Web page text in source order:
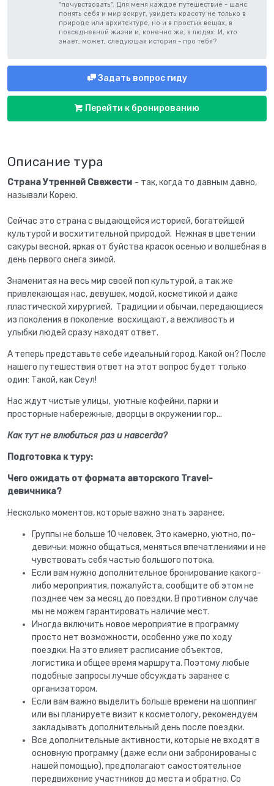
Описание тура
Страна Утренней Свежести - так, когда то давным давно,
называли Корею.
Сейчас это страна с выдающейся историей, богатейшей
культурой и восхитительной природой. Нежная в цветении
сакуры весной, яркая от буйства красок осенью и волшебная в
день первого снега зимой.
Знаменитая на весь мир своей поп культурой, а так же
привлекающая нас, девушек, модой, косметикой и даже
пластической хирургией. Традиции и обычаи, передающиеся
из поколения в поколение восхищают, а вежливость и
улыбки людей сразу находят ответ.
А теперь представьте себе идеальный город. Какой он? После
нашего путешествия ответ на этот вопрос будет только
один: Такой, как Сеул!
Нас ждут чистые улицы, уютные кофейни, парки и
просторные набережные, дворцы в окружении гор...
Как тут не влюбиться раз и навсегда?
Подготовка к туру:
Чего ожидать от формата авторского Travel-
девичника?
Несколько моментов, которые важно знать заранее.
Группы не больше 10 человек. Это камерно, уютно, по-
девичьи: можно общаться, меняться впечатлениями и не
чувствовать себя частью большого потока.
Если вам нужно дополнительное бронирование какого-
либо мероприятия, пожалуйста, сообщите об этом не
позднее чем за месяц до поездки. В противном случае
мы не можем гарантировать наличие мест.
Иногда включить новое мероприятие в программу
просто нет возможности, особенно уже по ходу
поездки. На это влияет расписание объектов,
логистика и общее время маршрута. Поэтому любые
подобные запросы лучше обсуждать заранее с
организатором.
Если вам важно выделить больше времени на шоппинг
или вы планируете визит к косметологу, рекомендуем
закладывать дополнительный день после поездки.
Все дополнительные активности, которые не входят в
основную программу (даже если они забронированы с
нашей помощью), предполагают самостоятельное
передвижение участников до места и обратно. Со
"почувствовать". Для меня каждое путешествие - шанс
понять себя и мир вокруг, увидеть красоту не только в
природе или архитектуре, но и в простых вещах, в
повседневной жизни и, конечно же, в людях. И, кто
знает, может, следующая история - про тебя?
Задать вопрос гиду
Перейти к бронированию